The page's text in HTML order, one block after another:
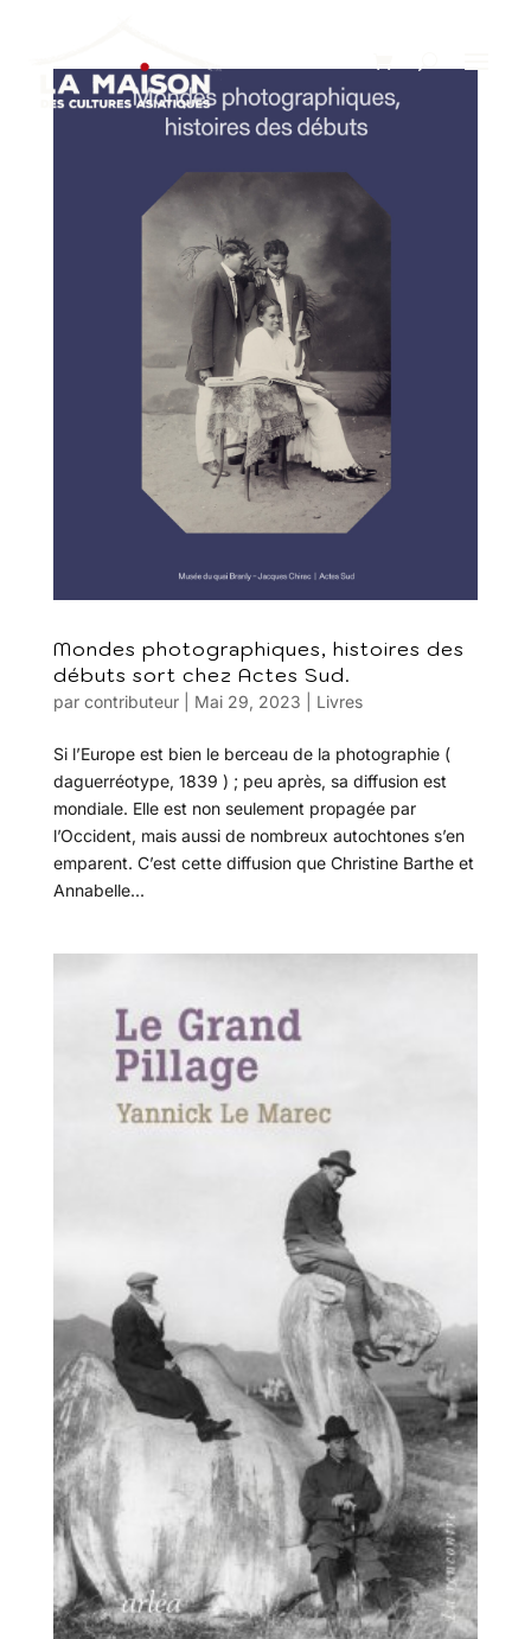
Mondes photographiques, histoires des
débuts sort chez Actes Sud.
par contributeur| Mai 29, 2023 Livres
Si l’Europe est bien le berceau de la photographie (
daguerréotype, 1839 ) ; peu après, sa diffusion est
mondiale. Elle est non seulement propagée par
l’Occident, mais aussi de nombreux autochtones s’en
emparent. C’est cette diffusion que Christine Barthe et
Annabelle...